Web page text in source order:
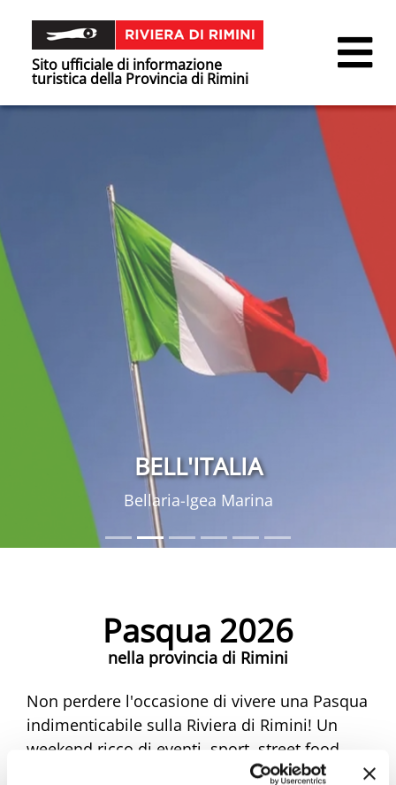
Sito ufficiale di informazione
turistica della Provincia di Rimini
BELL'ITALIA
Bellaria-Igea Marina
Pasqua 2026
nella provincia di Rimini
Non perdere l'occasione di vivere una Pasqua
indimenticabile sulla Riviera di Rimini! Un
weekend ricco di eventi, sport, street food,
musica e mercatini ti aspetta. Scopri tutte le